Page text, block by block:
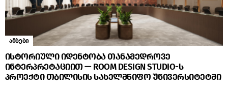
ამბები
ისტორიული იდენტობა თანამედროვე
ინტერპრეტაციით — ROOM DESIGN STUDIO-ს
პროექტი თბილისის სახელმწიფო უნივერსიტეტში